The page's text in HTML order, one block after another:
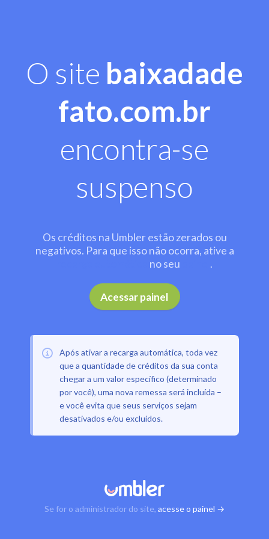
O site baixadade
fato.com.br
encontra-se
suspenso
Os créditos na Umbler estão zerados ou
negativos. Para que isso não ocorra, ative a
no seu .
Acessar painel
Após ativar a recarga automática, toda vez
que a quantidade de créditos da sua conta
chegar a um valor específico (determinado
por você), uma nova remessa será incluída –
e você evita que seus serviços sejam
desativados e/ou excluídos.
Se for o administrador do site, acesse o painel →